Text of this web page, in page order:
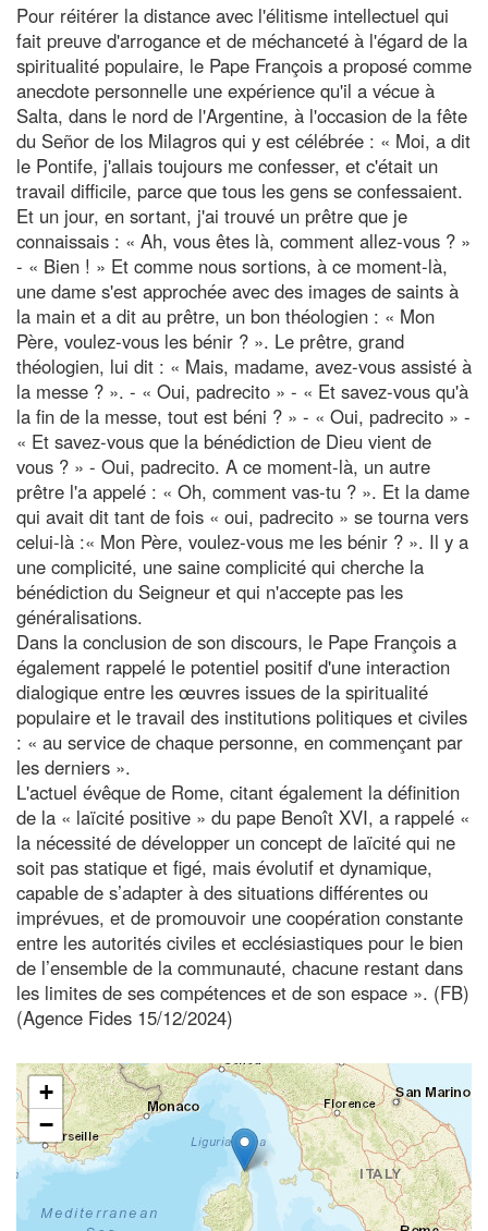
Pour réitérer la distance avec l'élitisme intellectuel qui
fait preuve d'arrogance et de méchanceté à l'égard de la
spiritualité populaire, le Pape François a proposé comme
anecdote personnelle une expérience qu'il a vécue à
Salta, dans le nord de l'Argentine, à l'occasion de la fête
du Señor de los Milagros qui y est célébrée : « Moi, a dit
le Pontife, j'allais toujours me confesser, et c'était un
travail difficile, parce que tous les gens se confessaient.
Et un jour, en sortant, j'ai trouvé un prêtre que je
connaissais : « Ah, vous êtes là, comment allez-vous ? »
- « Bien ! » Et comme nous sortions, à ce moment-là,
une dame s'est approchée avec des images de saints à
la main et a dit au prêtre, un bon théologien : « Mon
Père, voulez-vous les bénir ? ». Le prêtre, grand
théologien, lui dit : « Mais, madame, avez-vous assisté à
la messe ? ». - « Oui, padrecito » - « Et savez-vous qu'à
la fin de la messe, tout est béni ? » - « Oui, padrecito » -
« Et savez-vous que la bénédiction de Dieu vient de
vous ? » - Oui, padrecito. A ce moment-là, un autre
prêtre l'a appelé : « Oh, comment vas-tu ? ». Et la dame
qui avait dit tant de fois « oui, padrecito » se tourna vers
celui-là :« Mon Père, voulez-vous me les bénir ? ». Il y a
une complicité, une saine complicité qui cherche la
bénédiction du Seigneur et qui n'accepte pas les
généralisations.
Dans la conclusion de son discours, le Pape François a
également rappelé le potentiel positif d'une interaction
dialogique entre les œuvres issues de la spiritualité
populaire et le travail des institutions politiques et civiles
: « au service de chaque personne, en commençant par
les derniers ».
L'actuel évêque de Rome, citant également la définition
de la « laïcité positive » du pape Benoît XVI, a rappelé «
la nécessité de développer un concept de laïcité qui ne
soit pas statique et figé, mais évolutif et dynamique,
capable de s’adapter à des situations différentes ou
imprévues, et de promouvoir une coopération constante
entre les autorités civiles et ecclésiastiques pour le bien
de l’ensemble de la communauté, chacune restant dans
les limites de ses compétences et de son espace ». (FB)
(Agence Fides 15/12/2024)
+
−